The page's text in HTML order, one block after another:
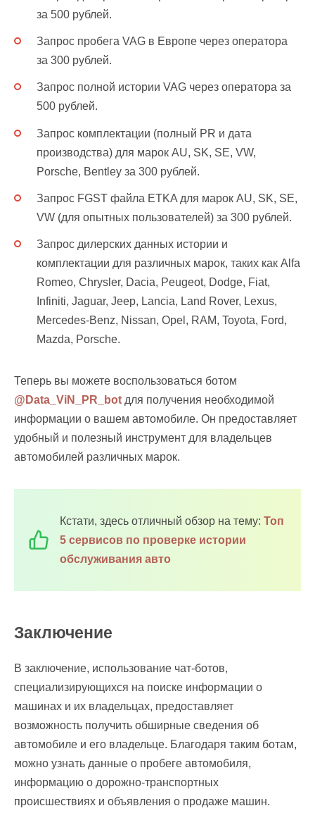
за 500 рублей.
Запрос пробега VAG в Европе через оператора
за 300 рублей.
Запрос полной истории VAG через оператора за
500 рублей.
Запрос комплектации (полный PR и дата
производства) для марок AU, SK, SE, VW,
Porsche, Bentley за 300 рублей.
Запрос FGST файла ETKA для марок AU, SK, SE,
VW (для опытных пользователей) за 300 рублей.
Запрос дилерских данных истории и
комплектации для различных марок, таких как Alfa
Romeo, Chrysler, Dacia, Peugeot, Dodge, Fiat,
Infiniti, Jaguar, Jeep, Lancia, Land Rover, Lexus,
Mercedes-Benz, Nissan, Opel, RAM, Toyota, Ford,
Mazda, Porsche.
Теперь вы можете воспользоваться ботом
@Data_ViN_PR_bot для получения необходимой
информации о вашем автомобиле. Он предоставляет
удобный и полезный инструмент для владельцев
автомобилей различных марок.
Кстати, здесь отличный обзор на тему: Топ
5 сервисов по проверке истории
обслуживания авто
Заключение
В заключение, использование чат-ботов,
специализирующихся на поиске информации о
машинах и их владельцах, предоставляет
возможность получить обширные сведения об
автомобиле и его владельце. Благодаря таким ботам,
можно узнать данные о пробеге автомобиля,
информацию о дорожно-транспортных
происшествиях и объявления о продаже машин.